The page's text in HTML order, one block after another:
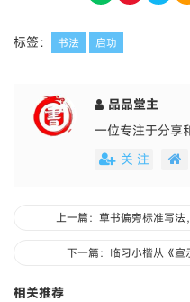
标签： 书法 启功
品品堂主
一位专注于分享
关 注
上一篇：草书偏旁标准写
下一篇：临习小楷从《
相关推荐